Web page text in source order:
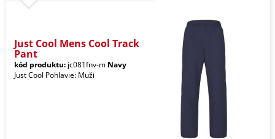
Just Cool Mens Cool Track
Pant
kód produktu: jc081fnv-m Navy
Just Cool Pohlavie: Muži